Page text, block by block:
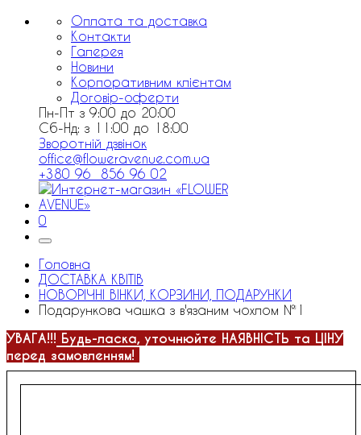
Оплата та доставка
Контакти
Галерея
Новини
Корпоративним клієнтам
Договір-оферти
Пн-Пт з 9:00 до 20:00
Сб-Нд: з 11:00 до 18:00
Зворотній дзвінок
office@floweravenue.com.ua
+380 96 856 96 02
0
Головна
ДОСТАВКА КВІТІВ
НОВОРІЧНІ ВІНКИ, КОРЗИНИ, ПОДАРУНКИ
Подарункова чашка з в'язаним чохлом №1
УВАГА!!! Будь-ласка, уточнюйте НАЯВНІСТЬ та ЦІНУ
перед замовленням!